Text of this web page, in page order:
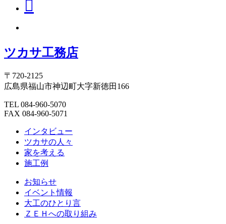
ツカサ工務店
〒720-2125
広島県福山市神辺町大字新徳田166
TEL 084-960-5070
FAX 084-960-5071
インタビュー
ツカサの人々
家を考える
施工例
お知らせ
イベント情報
大工のひとり言
ＺＥＨへの取り組み